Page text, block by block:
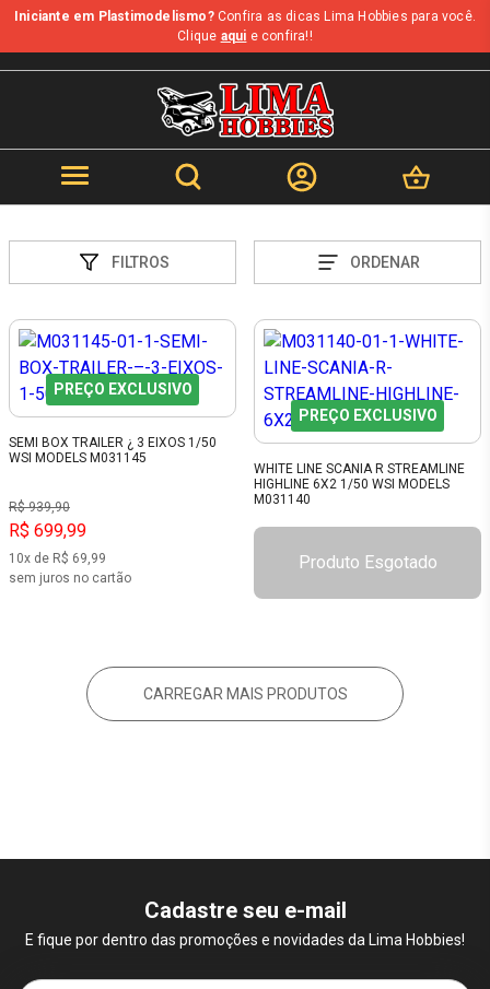
Iniciante em Plastimodelismo?Confira as dicas Lima Hobbies para você.
Clique aqui e confira!!
FILTROS ORDENAR
PREÇO EXCLUSIVO
SEMI BOX TRAILER ¿ 3 EIXOS 1/50
WSI MODELS M031145
R$ 939,90
R$ 699,99
10x de R$ 69,99
sem juros no cartão
PREÇO EXCLUSIVO
WHITE LINE SCANIA R STREAMLINE
HIGHLINE 6X2 1/50 WSI MODELS
M031140
Produto Esgotado
CARREGAR MAIS PRODUTOS
Cadastre seu e-mail
E fique por dentro das promoções e novidades da Lima Hobbies!